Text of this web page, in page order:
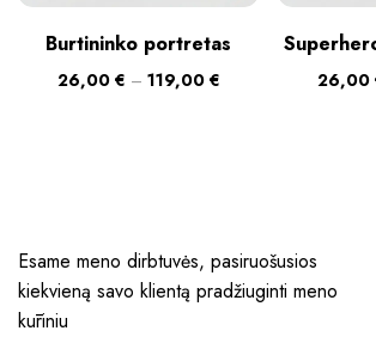
Burtininko portretas
26,00 € – 119,00 € 26,00
Esame meno dirbtuvės, pasiruošusios
kiekvieną savo klientą pradžiuginti meno
kūriniu